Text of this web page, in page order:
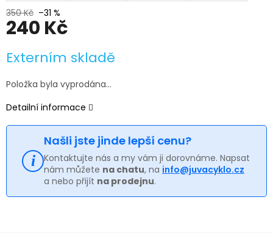
350 Kč –31 %
240 Kč
cena:
Externím skladě
Položka byla vyprodána…
Detailní informace
Našli jste jinde lepší cenu?
Kontaktujte nás a my vám ji dorovnáme. Napsat
nám můžete na chatu, na info@juvacyklo.cz
a nebo přijít na prodejnu.